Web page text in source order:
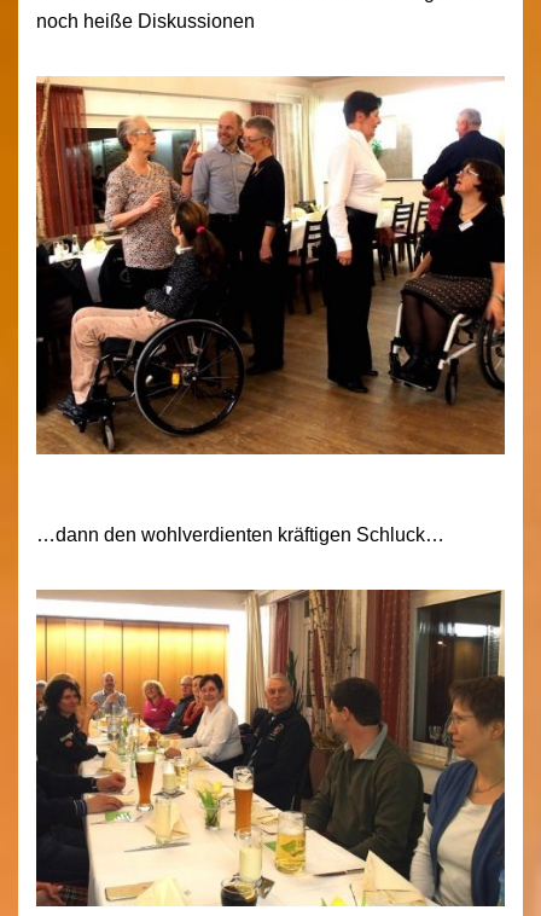
noch heiße Diskussionen
…dann den wohlverdienten kräftigen Schluck…